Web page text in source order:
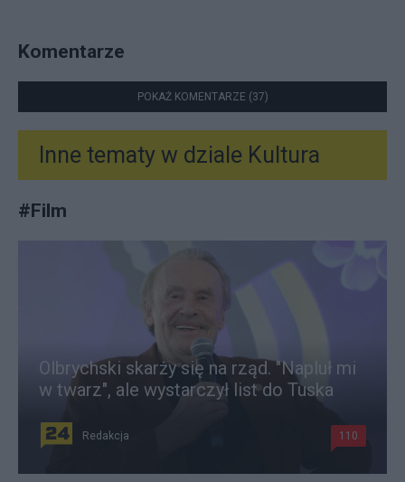
Komentarze
POKAŻ KOMENTARZE (37)
Inne tematy w dziale Kultura
#Film
Olbrychski skarży się na rząd. "Napluł mi
w twarz", ale wystarczył list do Tuska
Redakcja 110